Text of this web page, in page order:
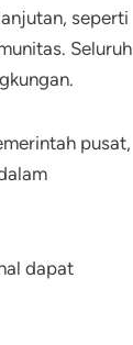
seperti
Seluruh
pusat,
dapat